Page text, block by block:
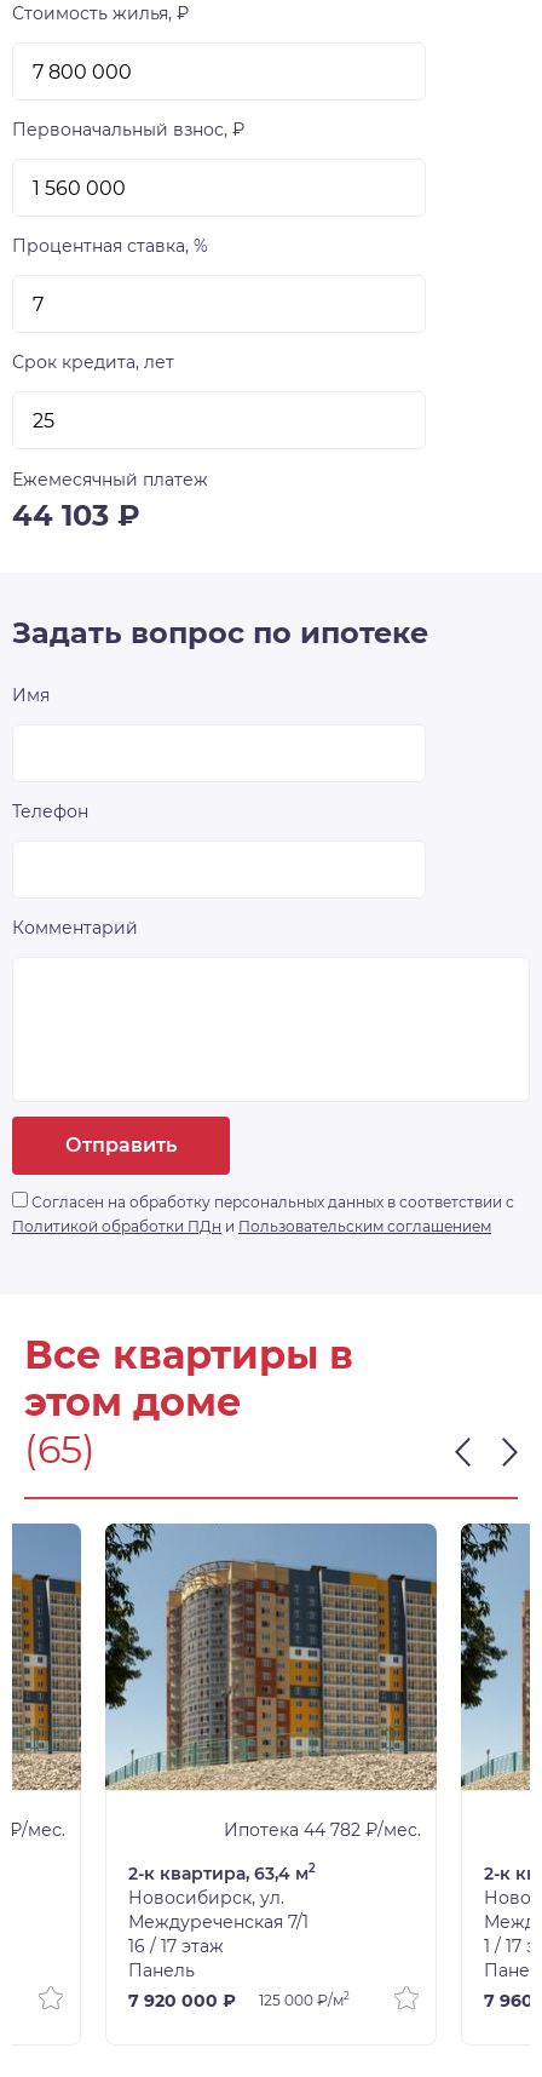
Стоимость жилья, ₽
Первоначальный взнос, ₽
Процентная ставка, %
Срок кредита, лет
Ежемесячный платеж
44 103 ₽
Задать вопрос по ипотеке
Имя
Телефон
Комментарий
Отправить
Согласен на обработку персональных данных в соответствии с
Политикой обработки ПДн и Пользовательским соглашением
Все квартиры в
этом доме
(65)
₽/мес.
Ипотека 44 782 ₽/мес.
2-к квартира, 63,4 м2
Новосибирск, ул.
Междуреченская 7/1
16 / 17 этаж
Панель
7 920 000 ₽
125 000 ₽/м2
2-к
1 / 17
7 960